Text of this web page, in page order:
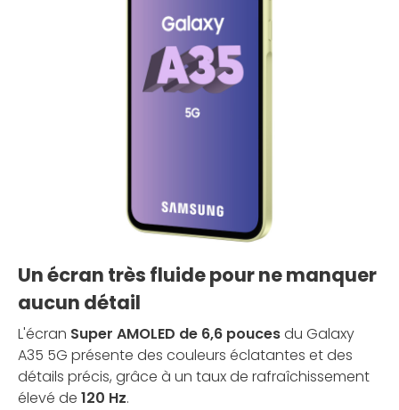
Un écran très fluide pour ne manquer
aucun détail
L'écran Super AMOLED de 6,6 poucesdu Galaxy
A35 5G présente des couleurs éclatantes et des
détails précis, grâce à un taux de rafraîchissement
élevé de 120 Hz.